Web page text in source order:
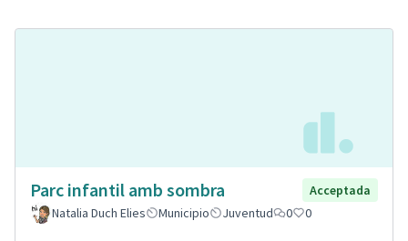
Parc infantil amb sombra
Acceptada
Natalia Duch Elies
Municipio Juventud 0 0